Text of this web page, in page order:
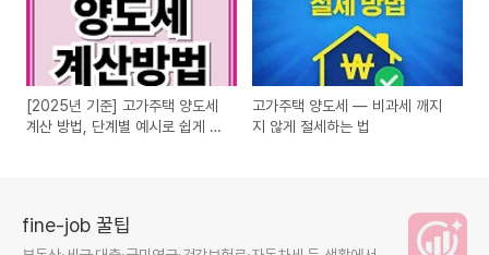
[2025년 기준] 고가주택 양도세
계산 방법, 단계별 예시로 쉽게 이
고가주택 양도세 — 비과세 깨지
지 않게 절세하는 법
fine-job 꿀팁